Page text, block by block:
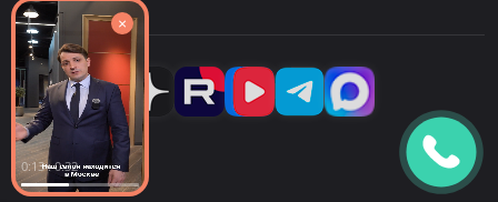
0:13 : 0:32
×